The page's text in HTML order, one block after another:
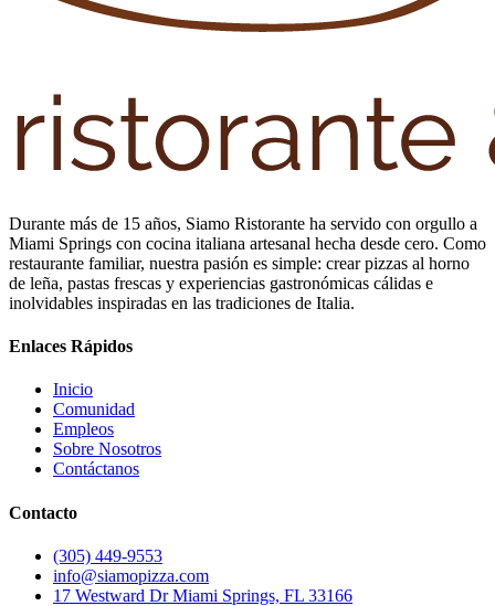
Durante más de 15 años, Siamo Ristorante ha servido con orgullo a
Miami Springs con cocina italiana artesanal hecha desde cero. Como
restaurante familiar, nuestra pasión es simple: crear pizzas al horno
de leña, pastas frescas y experiencias gastronómicas cálidas e
inolvidables inspiradas en las tradiciones de Italia.
Enlaces Rápidos
Inicio
Comunidad
Empleos
Sobre Nosotros
Contáctanos
Contacto
(305) 449-9553
info@siamopizza.com
17 Westward Dr Miami Springs, FL 33166